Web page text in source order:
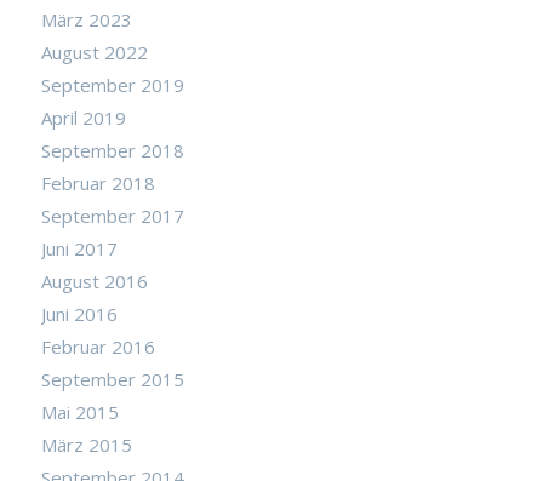
März 2023
August 2022
September 2019
April 2019
September 2018
Februar 2018
September 2017
Juni 2017
August 2016
Juni 2016
Februar 2016
September 2015
Mai 2015
März 2015